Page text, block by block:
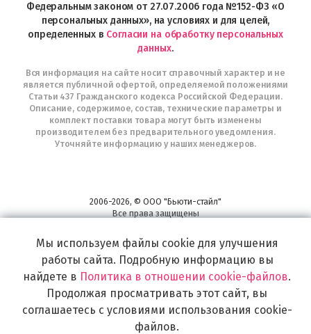
Федеральным законом от 27.07.2006 года №152-ФЗ «О
персональных данных», на условиях и для целей,
определенных в Согласии на обработку персональных
данных.
Вся информация на сайте носит справочный характер и не
является публичной офертой, определяемой положениями
Статьи 437 Гражданского кодекса Российской Федерации.
Описание, содержимое, состав, технические параметры и
комплект поставки товара могут быть изменены
производителем без предварительного уведомления.
Уточняйте информацию у наших менеджеров.
2006-2026, © ООО "Бьюти-стайл"
Все права защищены
Широкий выбор инструментов, аксессуаров и принадлежностей для
воплощения
самых изысканных и необычных идей по созданию Вашего образа и стиля.
Мы используем файлы cookie для улучшения
работы сайта. Подробную информацию вы
найдете в Политика в отношении cookie-файлов.
Продолжая просматривать этот сайт, вы
соглашаетесь с условиями использования cookie-
файлов.